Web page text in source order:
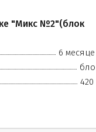
"Микс №2"(блок
6
420